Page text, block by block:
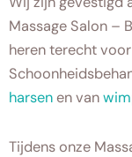
Massage Salon –
heren terecht
harsenen van
Tijdens onze